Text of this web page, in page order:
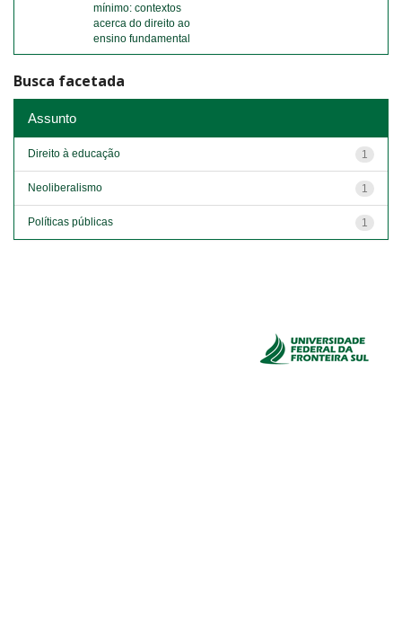
mínimo: contextos
acerca do direito ao
ensino fundamental
Busca facetada
Assunto
1
Direito à educação
1
Neoliberalismo
1
Políticas públicas